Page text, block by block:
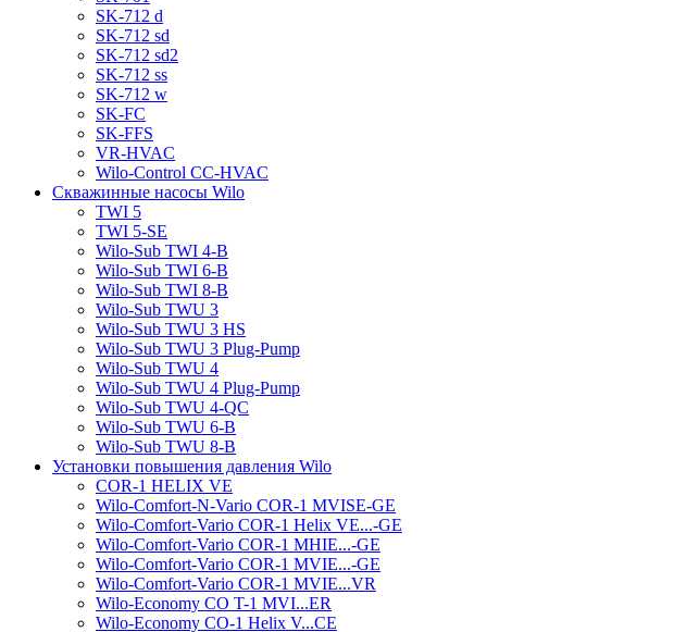
SK-712 d
SK-712 sd
SK-712 sd2
SK-712 ss
SK-712 w
SK-FC
SK-FFS
VR-HVAC
Wilo-Control CC-HVAC
Скважинные насосы Wilo
TWI 5
TWI 5-SE
Wilo-Sub TWI 4-B
Wilo-Sub TWI 6-B
Wilo-Sub TWI 8-B
Wilo-Sub TWU 3
Wilo-Sub TWU 3 HS
Wilo-Sub TWU 3 Plug-Pump
Wilo-Sub TWU 4
Wilo-Sub TWU 4 Plug-Pump
Wilo-Sub TWU 4-QC
Wilo-Sub TWU 6-B
Wilo-Sub TWU 8-B
Установки повышения давления Wilo
COR-1 HELIX VE
Wilo-Comfort-N-Vario COR-1 MVISE-GE
Wilo-Comfort-Vario COR-1 Helix VE...-GE
Wilo-Comfort-Vario COR-1 MHIE...-GE
Wilo-Comfort-Vario COR-1 MVIE...-GE
Wilo-Comfort-Vario COR-1 MVIE...VR
Wilo-Economy CO T-1 MVI...ER
Wilo-Economy CO-1 Helix V...CE